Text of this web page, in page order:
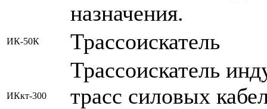
назначения.
ИК-50К Трассоискатель
ИКкт-300
Трассоискатель
трасс силовых